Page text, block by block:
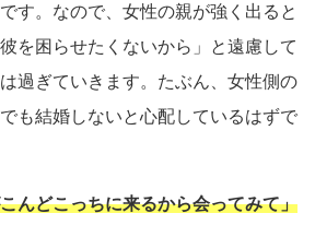
す。なので、女性の親が強く出ると
を困らせたくないから」と遠慮して
過ぎていきます。たぶん、女性側の
も結婚しないと心配しているはずで
んどこっちに来るから会ってみて」